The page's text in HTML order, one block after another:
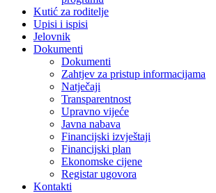
Kutić za roditelje
Upisi i ispisi
Jelovnik
Dokumenti
Dokumenti
Zahtjev za pristup informacijama
Natječaji
Transparentnost
Upravno vijeće
Javna nabava
Financijski izvještaji
Financijski plan
Ekonomske cijene
Registar ugovora
Kontakti